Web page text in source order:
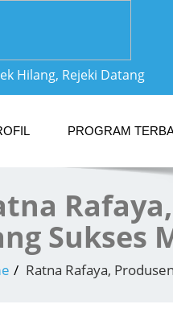
Hilang, Rejeki Datang
PROGRAM
Sukses
Ratna Rafaya,